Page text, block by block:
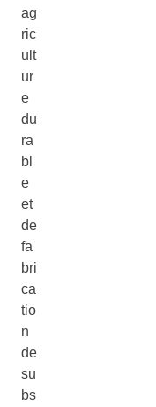
ag
ric
ult
ur
e
du
ra
bl
e
et
de
fa
bri
ca
tio
n
de
su
bs